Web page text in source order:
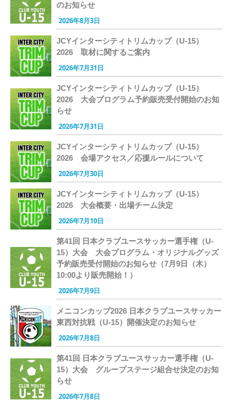
のお知らせ
2026年8月3日
JCYインターシティトリムカップ（U-15）
2026 取材に関するご案内
2026年7月31日
JCYインターシティトリムカップ（U-15）
2026 大会プログラム予約販売受付開始のお知
らせ
2026年7月31日
JCYインターシティトリムカップ（U-15）
2026 会場アクセス／応援ルールについて
2026年7月30日
JCYインターシティトリムカップ（U-15）
2026 大会概要・出場チーム決定
2026年7月10日
第41回 日本クラブユースサッカー選手権（U-
15）大会 大会プログラム・オリジナルグッズ
予約販売受付開始のお知らせ（7月9日（木）
10:00より販売開始！）
2026年7月9日
メニコンカップ2026 日本クラブユースサッカー
東西対抗戦（U-15）開催決定のお知らせ
2026年7月8日
第41回 日本クラブユースサッカー選手権（U-
15）大会 グループステージ組合せ決定のお知
らせ
2026年7月8日